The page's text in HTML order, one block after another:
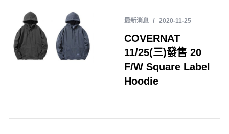
最新消息 2020-11-25
COVERNAT
11/25(三)發售 20
F/W Square Label
Hoodie